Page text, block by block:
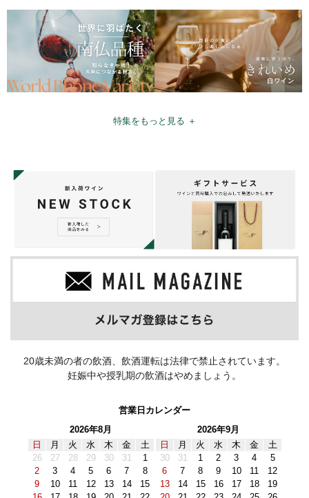
特集をもっと見る ＋
20歳未満の者の飲酒、飲酒運転は法律で禁止されています。
妊娠中や授乳期の飲酒はやめましょう。
営業日カレンダー
2026年8月
日
月 火 水 木 金
土
26
27 28 29 30 31
1
2
3 4 5 6 7
8
9
10 11 12 13 14
15
2026年9月
日
月 火 水 木 金
土
30
31 1 2 3 4
5
6
7 8 9 10 11
12
13
14 15 16 17 18
19